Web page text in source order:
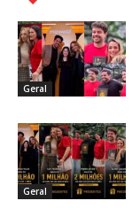
Geral
Geral